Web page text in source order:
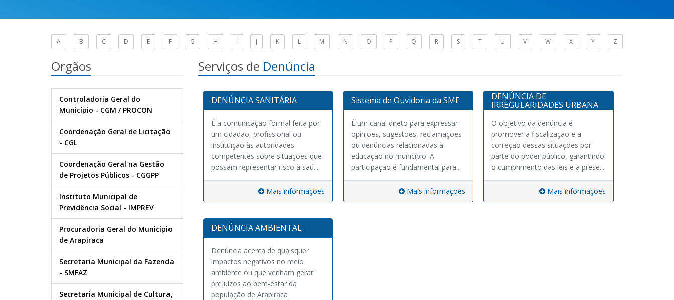
A B C D E F G H I J K L M N O P Q R S T U V W X Y Z
Orgãos
Controladoria Geral do
Município - CGM / PROCON
Coordenação Geral de Licitação
- CGL
Coordenação Geral na Gestão
de Projetos Públicos - CGGPP
Instituto Municipal de
Previdência Social - IMPREV
Procuradoria Geral do Município
de Arapiraca
Secretaria Municipal da Fazenda
- SMFAZ
Secretaria Municipal de Cultura,
Serviços de Denúncia
DENÚNCIA SANITÁRIA
É a comunicação formal feita por
um cidadão, profissional ou
instituição às autoridades
competentes sobre situações que
possam representar risco à saú...
Mais informações
Sistema de Ouvidoria da SME
É um canal direto para expressar
opiniões, sugestões, reclamações
ou denúncias relacionadas à
educação no município. A
participação é fundamental para...
Mais informações
DENÚNCIA DE
IRREGULARIDADES URBANA
O objetivo da denúncia é
promover a fiscalização e a
correção dessas situações por
parte do poder público, garantindo
o cumprimento das leis e a prese...
Mais informações
DENÚNCIA AMBIENTAL
Denúncia acerca de quaisquer
impactos negativos no meio
ambiente ou que venham gerar
prejuízos ao bem-estar da
população de Arapiraca